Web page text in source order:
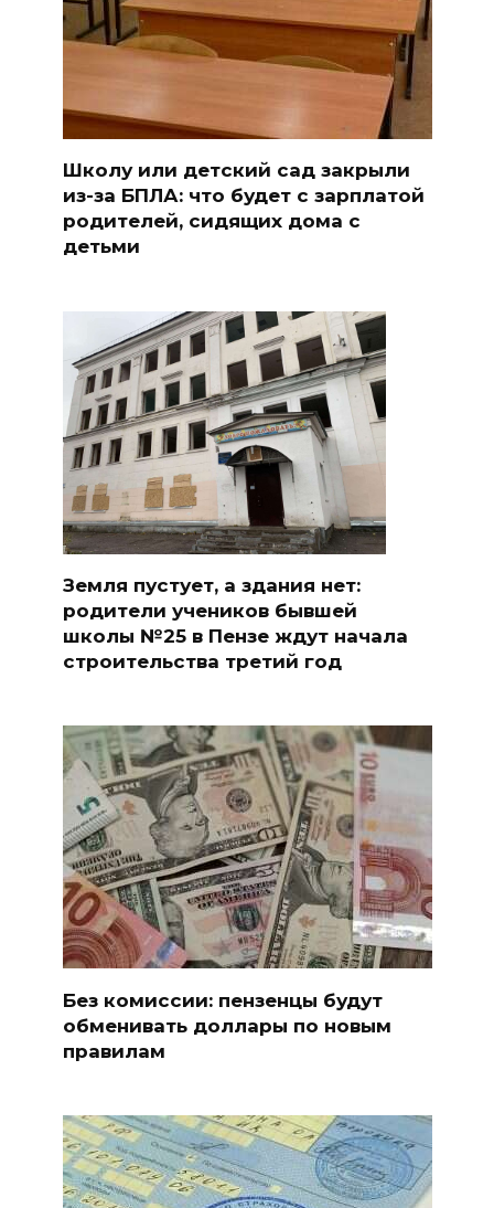
Школу или детский сад закрыли
из-за БПЛА: что будет с зарплатой
родителей, сидящих дома с
детьми
Земля пустует, а здания нет:
родители учеников бывшей
школы №25 в Пензе ждут начала
строительства третий год
Без комиссии: пензенцы будут
обменивать доллары по новым
правилам